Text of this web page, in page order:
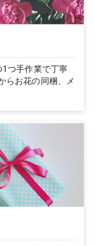
つ手作業で丁寧
らお花の同梱、メ